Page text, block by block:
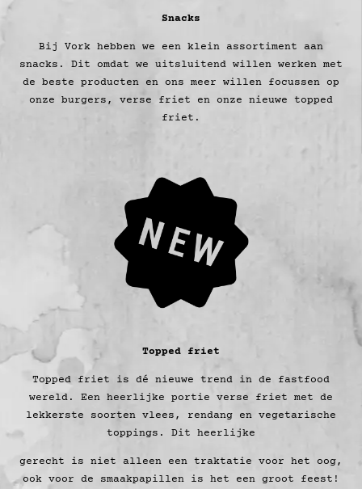
Snacks
Bij Vork hebben we een klein assortiment aan
snacks. Dit omdat we uitsluitend willen werken met
de beste producten en ons meer willen focussen op
onze burgers, verse friet en onze nieuwe topped
friet.
Topped friet
Topped friet is dé nieuwe trend in de fastfood
wereld. Een heerlijke portie verse friet met de
lekkerste soorten vlees, rendang en vegetarische
toppings. Dit heerlijke
gerecht is niet alleen een traktatie voor het oog,
ook voor de smaakpapillen is het een groot feest!